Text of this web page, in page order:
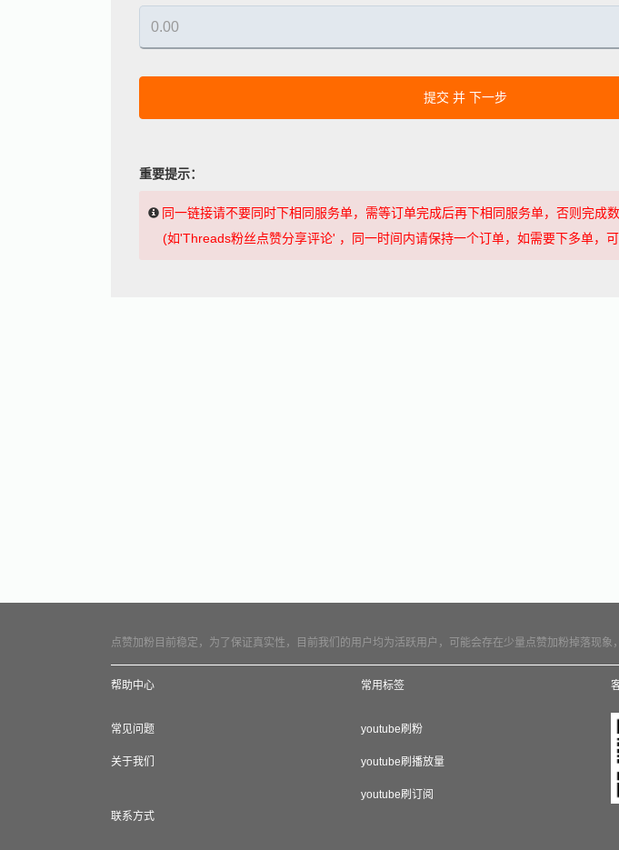
提交 并 下一步
重要提示：
同一链接请不要同时下相同服务单，需等订单完成后再下相同服务单，否则完成数
(如'Threads粉丝点赞分享评论' ，同一时间内请保持一个订单，如需要下多单，
点赞加粉目前稳定，为了保证真实性，目前我们的用户均为活跃用户，可能会存在少量点赞加粉掉落现象
帮助中心
常见问题
关于我们
常用标签
youtube刷粉
youtube刷播放量
youtube刷订阅
联系方式